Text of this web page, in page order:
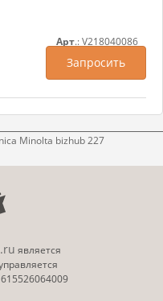
Арт.: V218040086
Запросить
Minolta bizhub 227
является